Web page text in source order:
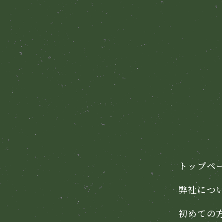
トップペ
弊社につ
初めての